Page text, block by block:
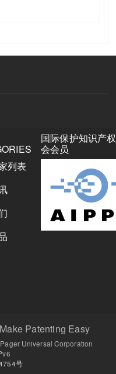
列表
国际保护知识产
会会员
Patenting Easy
Universal Corporation
号